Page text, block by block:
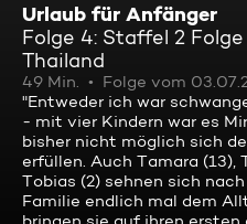
Urlaub für Anfänger
Folge 4: Staffel 2
Thailand
49 Min. Folge vom
"Entweder ich war
- mit vier Kindern war es
bisher nicht möglich sich
erfüllen. Auch Tamara (13),
Tobias (2) sehnen sich
Familie endlich mal dem